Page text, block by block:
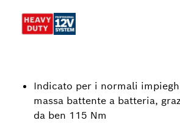
Indicato per i normali
massa battente a batteria,
da ben 115 Nm